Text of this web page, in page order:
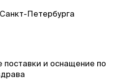
Петербурга
поставки и оснащение по